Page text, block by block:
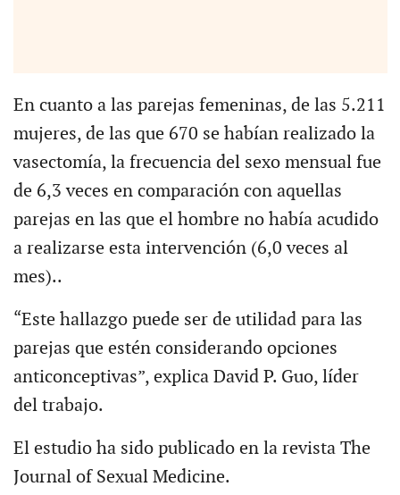
En cuanto a las parejas femeninas, de las 5.211
mujeres, de las que 670 se habían realizado la
vasectomía, la frecuencia del sexo mensual fue
de 6,3 veces en comparación con aquellas
parejas en las que el hombre no había acudido
a realizarse esta intervención (6,0 veces al
mes)..
“Este hallazgo puede ser de utilidad para las
parejas que estén considerando opciones
anticonceptivas”, explica David P. Guo, líder
del trabajo.
El estudio ha sido publicado en la revista The
Journal of Sexual Medicine.